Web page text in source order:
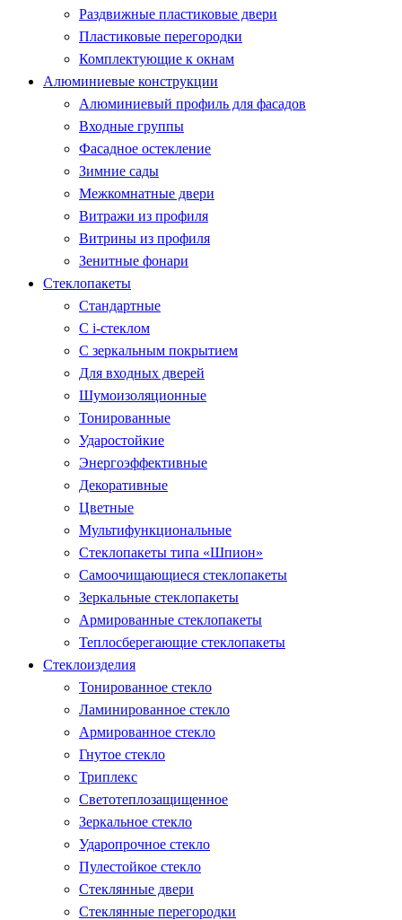
Раздвижные пластиковые двери
Пластиковые перегородки
Комплектующие к окнам
Алюминиевые конструкции
Алюминиевый профиль для фасадов
Входные группы
Фасадное остекление
Зимние сады
Межкомнатные двери
Витражи из профиля
Витрины из профиля
Зенитные фонари
Стеклопакеты
Стандартные
С i-стеклом
С зеркальным покрытием
Для входных дверей
Шумоизоляционные
Тонированные
Ударостойкие
Энергоэффективные
Декоративные
Цветные
Мультифункциональные
Стеклопакеты типа «Шпион»
Самоочищающиеся стеклопакеты
Зеркальные стеклопакеты
Армированные стеклопакеты
Теплосберегающие стеклопакеты
Стеклоизделия
Тонированное стекло
Ламинированное стекло
Армированное стекло
Гнутое стекло
Триплекс
Светотеплозащищенное
Зеркальное стекло
Ударопрочное стекло
Пулестойкое стекло
Стеклянные двери
Стеклянные перегородки